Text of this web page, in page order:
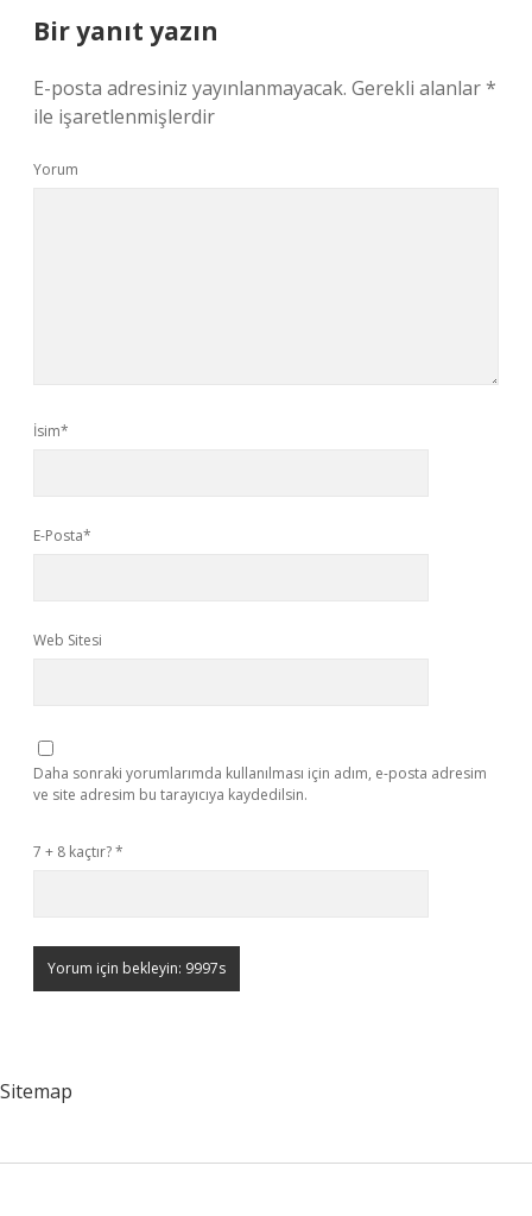
Bir yanıt yazın
E-posta adresiniz yayınlanmayacak. Gerekli alanlar*
ile işaretlenmişlerdir
Yorum
İsim*
E-Posta*
Web Sitesi
Daha sonraki yorumlarımda kullanılması için adım, e-posta adresim
ve site adresim bu tarayıcıya kaydedilsin.
7 + 8 kaçtır?*
Sitemap